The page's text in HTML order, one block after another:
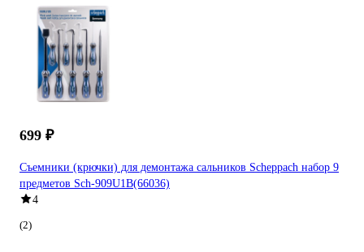
699 ₽
Съемники (крючки) для демонтажа сальников Scheppach набор 9
предметов Sch-909U1B(66036)
4
(2)